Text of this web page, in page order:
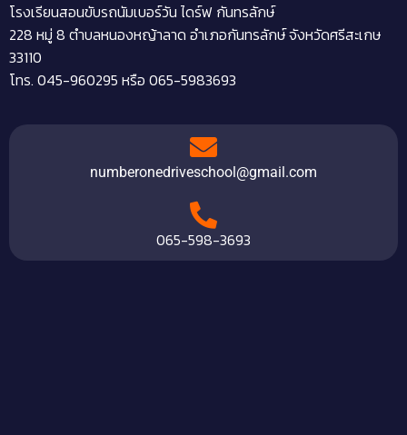
โรงเรียนสอนขับรถนัมเบอร์วัน ไดร์ฟ กันทรลักษ์
228 หมู่ 8 ตำบลหนองหญ้าลาด อำเภอกันทรลักษ์ จังหวัดศรีสะเกษ
33110
โทร. 045-960295 หรือ 065-5983693
numberonedriveschool@gmail.com
065-598-3693